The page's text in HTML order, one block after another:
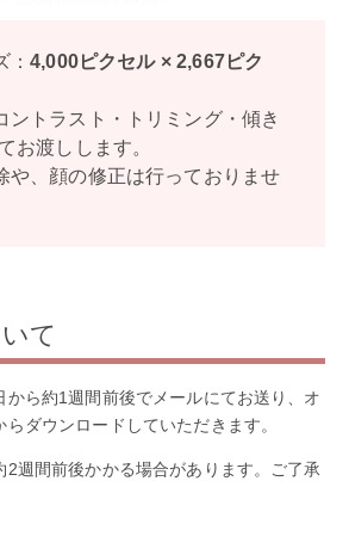
：4,000ピクセル × 2,667ピク
ントラスト・トリミング・傾き
お渡しします。
や、顔の修正は行っておりませ
て
から約1週間前後でメールにてお送り、オ
ダウンロードしていただきます。
2週間前後かかる場合があります。ご了承